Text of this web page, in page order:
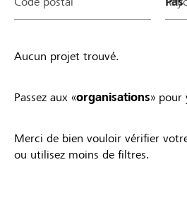
Aucun projet trouvé.
Passez aux «organisations» pour
Merci de bien vouloir vérifier
ou utilisez moins de filtres.